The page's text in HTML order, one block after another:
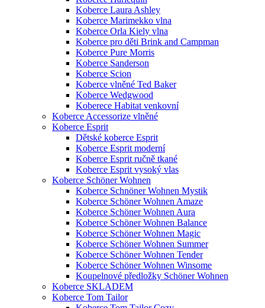
Koberce Laura Ashley
Koberce Marimekko vlna
Koberce Orla Kiely vlna
Koberce pro děti Brink and Campman
Koberce Pure Morris
Koberce Sanderson
Koberce Scion
Koberce vlněné Ted Baker
Koberce Wedgwood
Koberece Habitat venkovní
Koberce Accessorize vlněné
Koberce Esprit
Dětské koberce Esprit
Koberce Esprit moderní
Koberce Esprit ručně tkané
Koberce Esprit vysoký vlas
Koberce Schöner Wohnen
Koberce Schnöner Wohnen Mystik
Koberce Schöner Wohnen Amaze
Koberce Schöner Wohnen Aura
Koberce Schöner Wohnen Balance
Koberce Schöner Wohnen Magic
Koberce Schöner Wohnen Summer
Koberce Schöner Wohnen Tender
Koberce Schöner Wohnen Winsome
Koupelnové předložky Schöner Wohnen
Koberce SKLADEM
Koberce Tom Tailor